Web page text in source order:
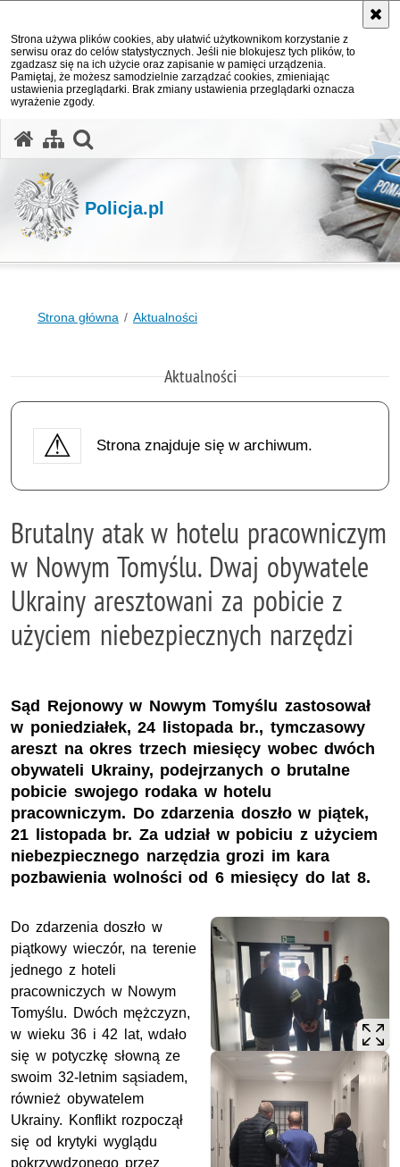
Strona używa plików cookies, aby ułatwić użytkownikom korzystanie z
serwisu oraz do celów statystycznych. Jeśli nie blokujesz tych plików, to
zgadzasz się na ich użycie oraz zapisanie w pamięci urządzenia.
Pamiętaj, że możesz samodzielnie zarządzać cookies, zmieniając
ustawienia przeglądarki. Brak zmiany ustawienia przeglądarki oznacza
wyrażenie zgody.
Policja.pl
Strona główna Aktualności
Aktualności
Strona znajduje się w archiwum.
Brutalny atak w hotelu pracowniczym
w Nowym Tomyślu. Dwaj obywatele
Ukrainy aresztowani za pobicie z
użyciem niebezpiecznych narzędzi
Sąd Rejonowy w Nowym Tomyślu zastosował
w poniedziałek, 24 listopada br., tymczasowy
areszt na okres trzech miesięcy wobec dwóch
obywateli Ukrainy, podejrzanych o brutalne
pobicie swojego rodaka w hotelu
pracowniczym. Do zdarzenia doszło w piątek,
21 listopada br. Za udział w pobiciu z użyciem
niebezpiecznego narzędzia grozi im kara
pozbawienia wolności od 6 miesięcy do lat 8.
Do zdarzenia doszło w
piątkowy wieczór, na terenie
jednego z hoteli
pracowniczych w Nowym
Tomyślu. Dwóch mężczyzn,
w wieku 36 i 42 lat, wdało
się w potyczkę słowną ze
swoim 32-letnim sąsiadem,
również obywatelem
Ukrainy. Konflikt rozpoczął
się od krytyki wyglądu
pokrzywdzonego przez